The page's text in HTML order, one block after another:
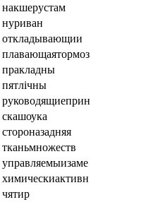
накшерустам
нуриван
откладывающии
плавающаятормоз
пракладны
пятлічны
руководящиеприн
скашоука
стороназадняя
тканьмножеств
управляемыизаме
химическиактивн
чятир